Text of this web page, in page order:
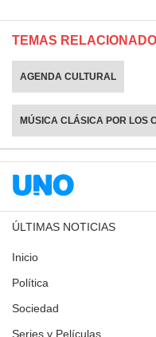
TEMAS
AGENDA CULTURAL
MÚSICA CLÁSICA POR LOS
ÚLTIMAS NOTICIAS
Inicio
Política
Sociedad
Series y Películas